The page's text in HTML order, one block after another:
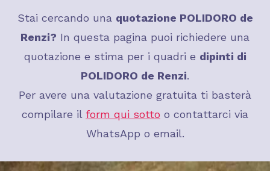
Stai cercando una quotazione POLIDORO de
Renzi? In questa pagina puoi richiedere una
quotazione e stima per i quadri e dipinti di
POLIDORO de Renzi.
Per avere una valutazione gratuita ti basterà
compilare il form qui sotto o contattarci via
WhatsApp o email.